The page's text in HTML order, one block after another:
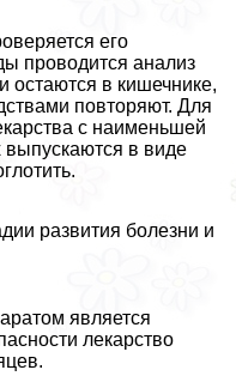
его
проводится анализ
остаются в кишечнике,
повторяют. Для
с наименьшей
выпускаются в виде
развития болезни и
является
лекарство